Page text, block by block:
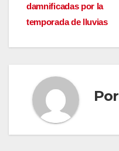
entradas
damnificadas por la
temporada de lluvias
Por